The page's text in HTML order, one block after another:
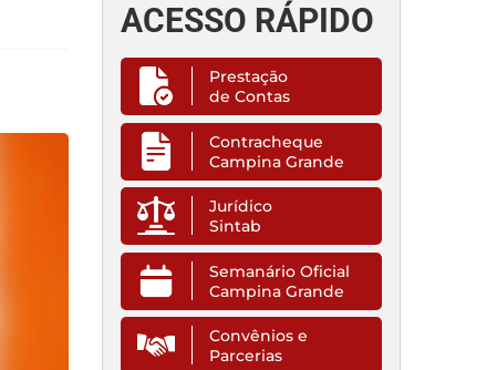
ACESSO RÁPIDO
Prestação
de Contas
Contracheque
Campina Grande
Jurídico
Sintab
Semanário Oficial
Campina Grande
Convênios e
Parcerias